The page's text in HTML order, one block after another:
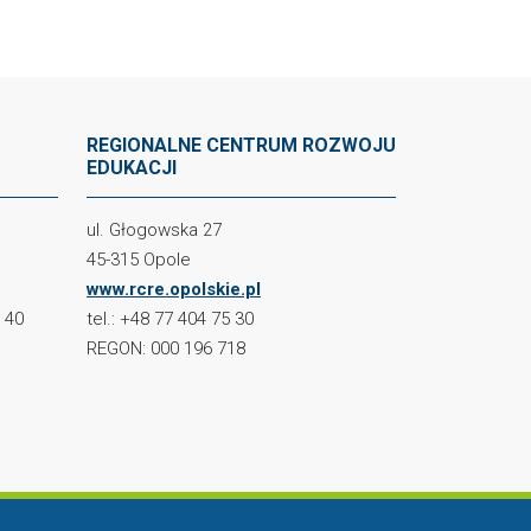
40
REGIONALNE CENTRUM ROZWOJU
EDUKACJI
ul. Głogowska 27
45-315 Opole
www.rcre.opolskie.pl
tel.: +48 77 404 75 30
REGON: 000 196 718